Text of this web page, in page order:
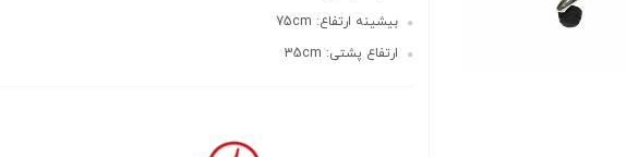
بیشینه ارتفاع: 75cm
ارتفاع پشتی: 35cm